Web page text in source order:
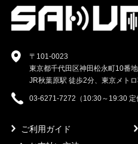
〒101-0023
東京都千代田区神田松永町10番
JR秋葉原駅 徒歩2分、東京メト
03-6271-7272（10:30～19:30 定
ご利用ガイド